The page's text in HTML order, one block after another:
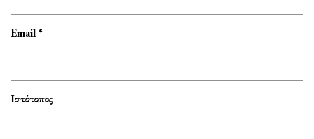
Email*
Ιστότοπος